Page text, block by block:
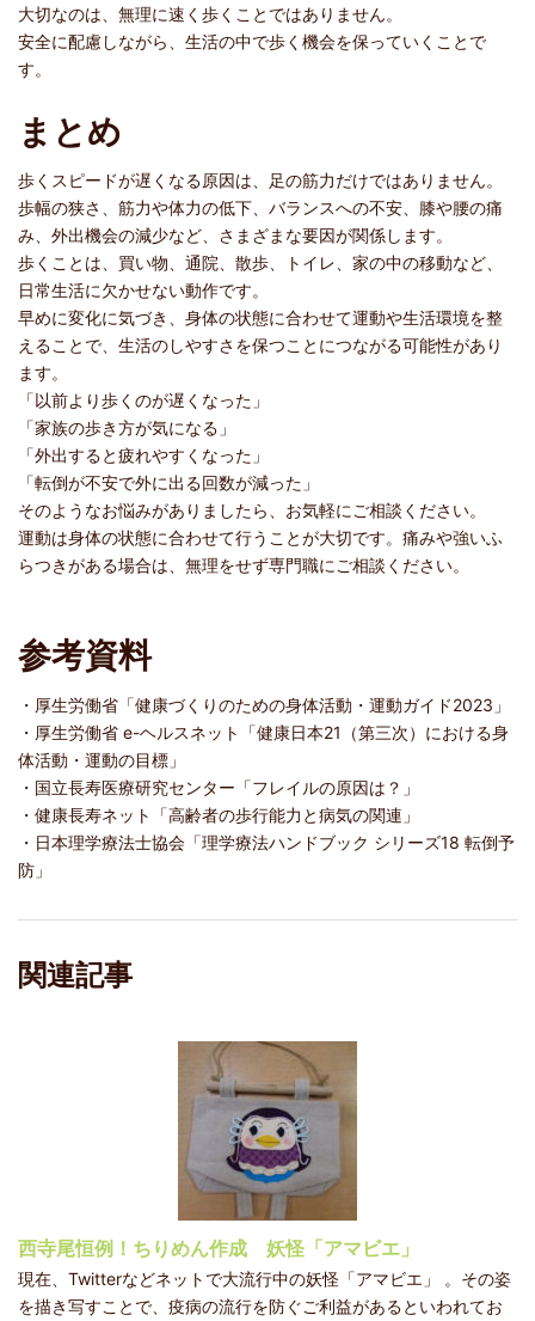
大切なのは、無理に速く歩くことではありません。
安全に配慮しながら、生活の中で歩く機会を保っていくことで
す。
まとめ
歩くスピードが遅くなる原因は、足の筋力だけではありません。
歩幅の狭さ、筋力や体力の低下、バランスへの不安、膝や腰の痛
み、外出機会の減少など、さまざまな要因が関係します。
歩くことは、買い物、通院、散歩、トイレ、家の中の移動など、
日常生活に欠かせない動作です。
早めに変化に気づき、身体の状態に合わせて運動や生活環境を整
えることで、生活のしやすさを保つことにつながる可能性があり
ます。
「以前より歩くのが遅くなった」
「家族の歩き方が気になる」
「外出すると疲れやすくなった」
「転倒が不安で外に出る回数が減った」
そのようなお悩みがありましたら、お気軽にご相談ください。
運動は身体の状態に合わせて行うことが大切です。痛みや強いふ
らつきがある場合は、無理をせず専門職にご相談ください。
参考資料
・厚生労働省「健康づくりのための身体活動・運動ガイド2023」
・厚生労働省 e-ヘルスネット「健康日本21（第三次）における身
体活動・運動の目標」
・国立長寿医療研究センター「フレイルの原因は？」
・健康長寿ネット「高齢者の歩行能力と病気の関連」
・日本理学療法士協会「理学療法ハンドブック シリーズ18 転倒予
防」
関連記事
西寺尾恒例！ちりめん作成 妖怪「アマビエ」
現在、Twitterなどネットで大流行中の妖怪「アマビエ」 。その姿
を描き写すことで、疫病の流行を防ぐご利益があるといわれてお